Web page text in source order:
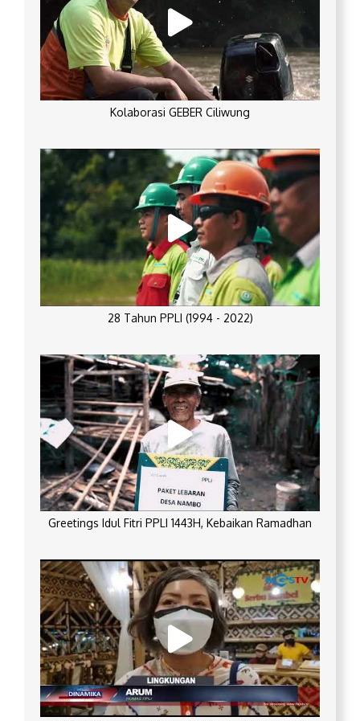
Kolaborasi GEBER Ciliwung
28 Tahun PPLI (1994 - 2022)
Greetings Idul Fitri PPLI 1443H, Kebaikan Ramadhan